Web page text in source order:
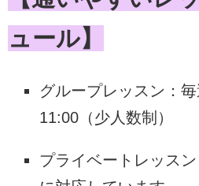
ュール】
グループレッスン：
11:00（少人数制）
プライベートレッス